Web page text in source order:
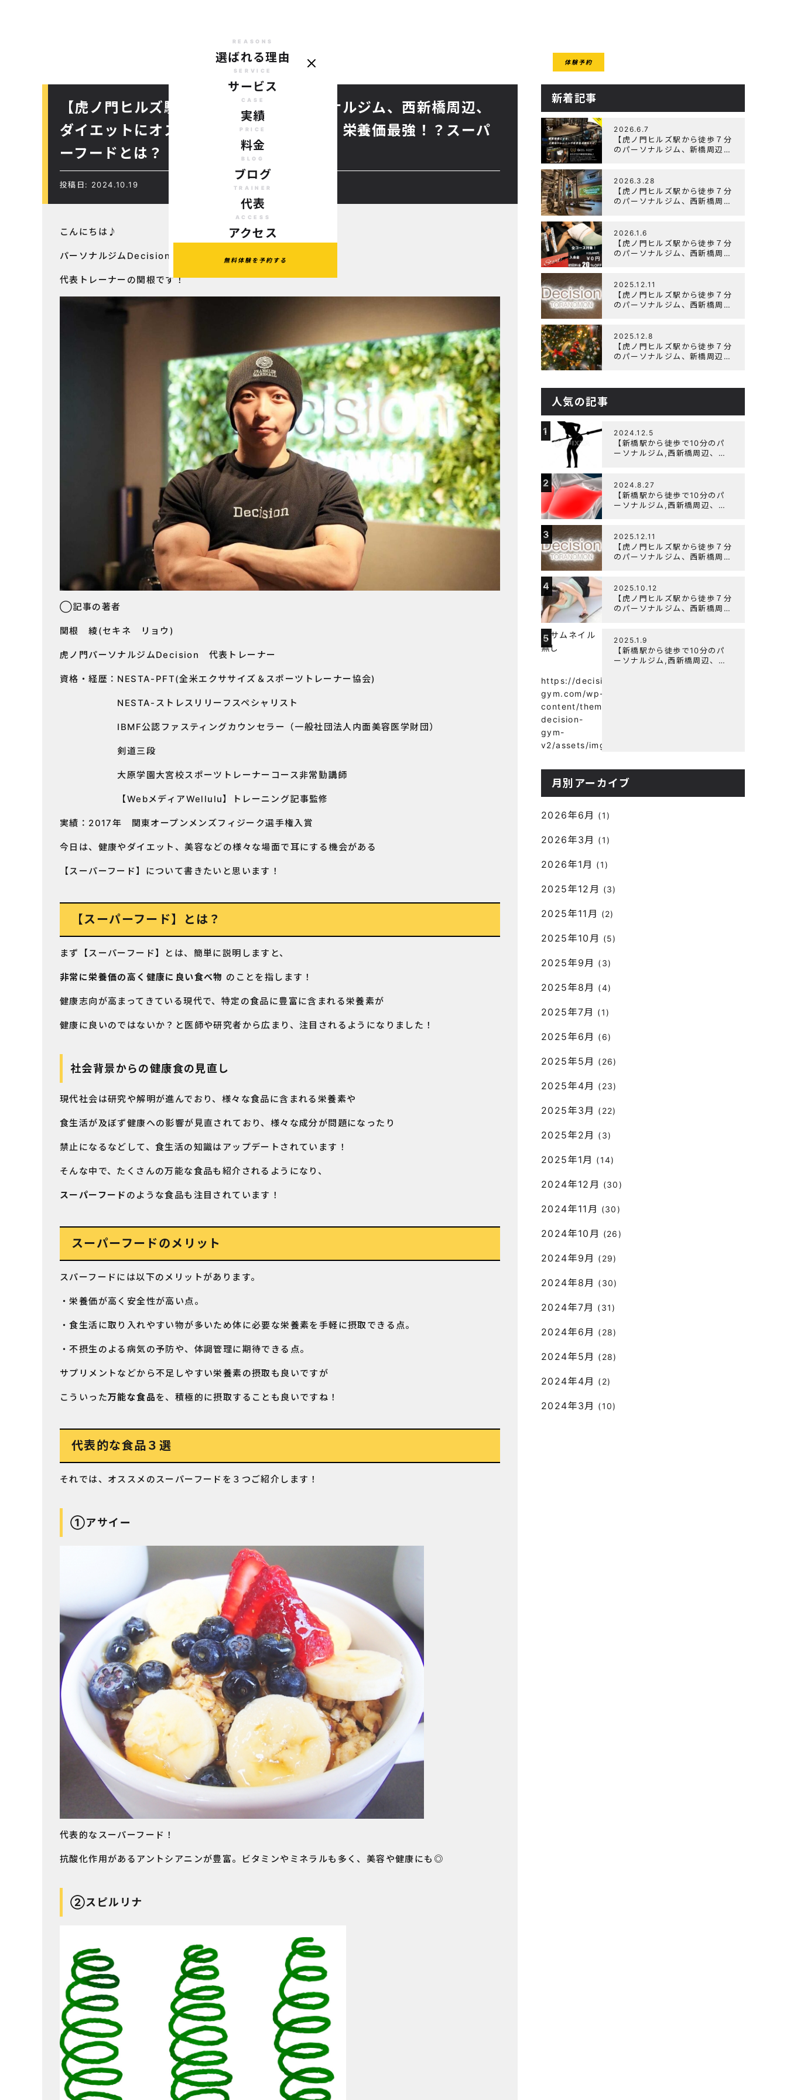
体験予約
REASONS
選ばれる理由
SERVICE
サービス
CASE
実績
PRICE
料金
BLOG
ブログ
TRAINER
代表
ACCESS
アクセス
無料体験を予約する
【虎ノ門ヒルズ駅から徒歩７分のパーソナルジム、西新橋周辺、
ダイエットにオススメのパーソナルジム】栄養価最強！？スーパ
ーフードとは？
投稿日: 2024.10.19
こんにちは♪
パーソナルジムDecision
代表トレーナーの関根です！
◯記事の著者
関根 綾(セキネ リョウ)
虎ノ門パーソナルジムDecision 代表トレーナー
資格・経歴：NESTA-PFT(全米エクササイズ＆スポーツトレーナー協会)
NESTA-ストレスリリーフスペシャリスト
IBMF公認ファスティングカウンセラー（一般社団法人内面美容医学財団）
剣道三段
大原学園大宮校スポーツトレーナーコース非常勤講師
【WebメディアWellulu】トレーニング記事監修
実績：2017年 関東オープンメンズフィジーク選手権入賞
今日は、健康やダイエット、美容などの様々な場面で耳にする機会がある
【スーパーフード】について書きたいと思います！
【スーパーフード】とは？
まず【スーパーフード】とは、簡単に説明しますと、
非常に栄養価の高く健康に良い食べ物 のことを指します！
健康志向が高まってきている現代で、特定の食品に豊富に含まれる栄養素が
健康に良いのではないか？と医師や研究者から広まり、注目されるようになりました！
社会背景からの健康食の見直し
現代社会は研究や解明が進んでおり、様々な食品に含まれる栄養素や
食生活が及ぼず健康への影響が見直されており、様々な成分が問題になったり
禁止になるなどして、食生活の知識はアップデートされています！
そんな中で、たくさんの万能な食品も紹介されるようになり、
スーパーフード のような食品も注目されています！
スーパーフードのメリット
スパーフードには以下のメリットがあります。
・栄養価が高く安全性が高い点。
・食生活に取り入れやすい物が多いため体に必要な栄養素を手軽に摂取できる点。
・不摂生のよる病気の予防や、体調管理に期待できる点。
サプリメントなどから不足しやすい栄養素の摂取も良いですが
こういった万能な食品を、積極的に摂取することも良いですね！
代表的な食品３選
それでは、オススメのスーパーフードを３つご紹介します！
①アサイー
代表的なスーパーフード！
抗酸化作用があるアントシアニンが豊富。ビタミンやミネラルも多く、美容や健康にも◎
②スピルリナ
新着記事
2026.6.7
【虎ノ門ヒルズ駅から徒歩７分
のパーソナルジム、新橋周辺、
ペーン』実施中！
2026.3.28
【虎ノ門ヒルズ駅から徒歩７分
のパーソナルジム、西新橋周
トレーニング記事の監修をしま
した
2026.1.6
【虎ノ門ヒルズ駅から徒歩７分
のパーソナルジム、西新橋周
ャンペーン実施します！
2025.12.11
【虎ノ門ヒルズ駅から徒歩７分
のパーソナルジム、西新橋周
について
2025.12.8
【虎ノ門ヒルズ駅から徒歩７分
のパーソナルジム、新橋周辺、
ーン実施中です！
人気の記事
1 2024.12.5
【新橋駅から徒歩で10分のパ
ーソナルジム,西新橋周辺、虎
者編】胸トレで背中が筋肉痛に
なるのはなぜか？
2 2024.8.27
【新橋駅から徒歩で10分のパ
ーソナルジム,西新橋周辺、虎
よく鍛えるメニュー構成につい
て
3 2025.12.11
【虎ノ門ヒルズ駅から徒歩７分
のパーソナルジム、西新橋周
について
4 2025.10.12
【虎ノ門ヒルズ駅から徒歩７分
のパーソナルジム、西新橋周
ちる！？『可逆性の原理』と
は？
5
https://decision-
gym.com/wp-
content/themes/wp-
decision-
gym-
v2/assets/img/
2025.1.9
【新橋駅から徒歩で10分のパ
ーソナルジム,西新橋周辺、虎
月別アーカイブ
2026年6月 (1)
2026年3月 (1)
2026年1月 (1)
2025年12月 (3)
2025年11月 (2)
2025年10月 (5)
2025年9月 (3)
2025年8月 (4)
2025年7月 (1)
2025年6月 (6)
2025年5月 (26)
2025年4月 (23)
2025年3月 (22)
2025年2月 (3)
2025年1月 (14)
2024年12月 (30)
2024年11月 (30)
2024年10月 (26)
2024年9月 (29)
2024年8月 (30)
2024年7月 (31)
2024年6月 (28)
2024年5月 (28)
2024年4月 (2)
2024年3月 (10)